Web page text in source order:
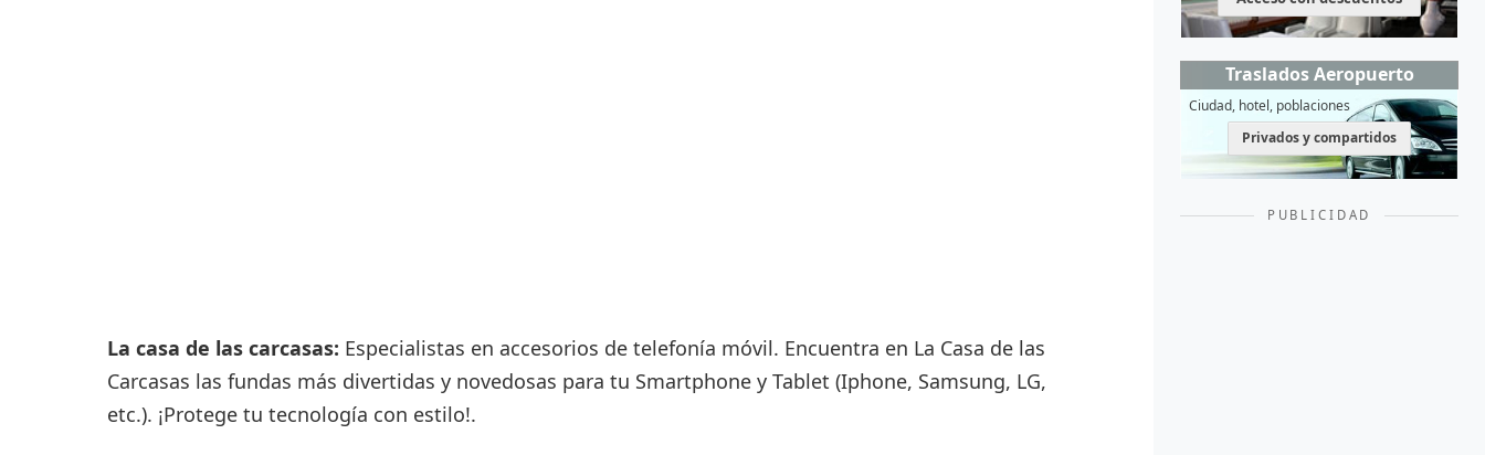
La casa de las carcasas: Especialistas en accesorios de telefonía móvil. Encuentra en La Casa de las
Carcasas las fundas más divertidas y novedosas para tu Smartphone y Tablet (Iphone, Samsung, LG,
etc.). ¡Protege tu tecnología con estilo!.
Traslados Aeropuerto
Ciudad, hotel, poblaciones
Privados y compartidos
PUBLICIDAD